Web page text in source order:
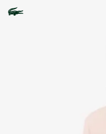
d’images
produit